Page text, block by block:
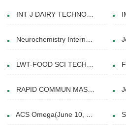
INT J DAIRY TECHNOL(JANUARY 2012)
Neurochemistry International(July 2020)
LWT-FOOD SCI TECHNOL(December 2014)
RAPID COMMUN MASS SP(15 May 2015)
ACS Omega(June 10, 2024)